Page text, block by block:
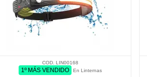
COD. LIN00168
1º MÁS VENDIDO En Linternas